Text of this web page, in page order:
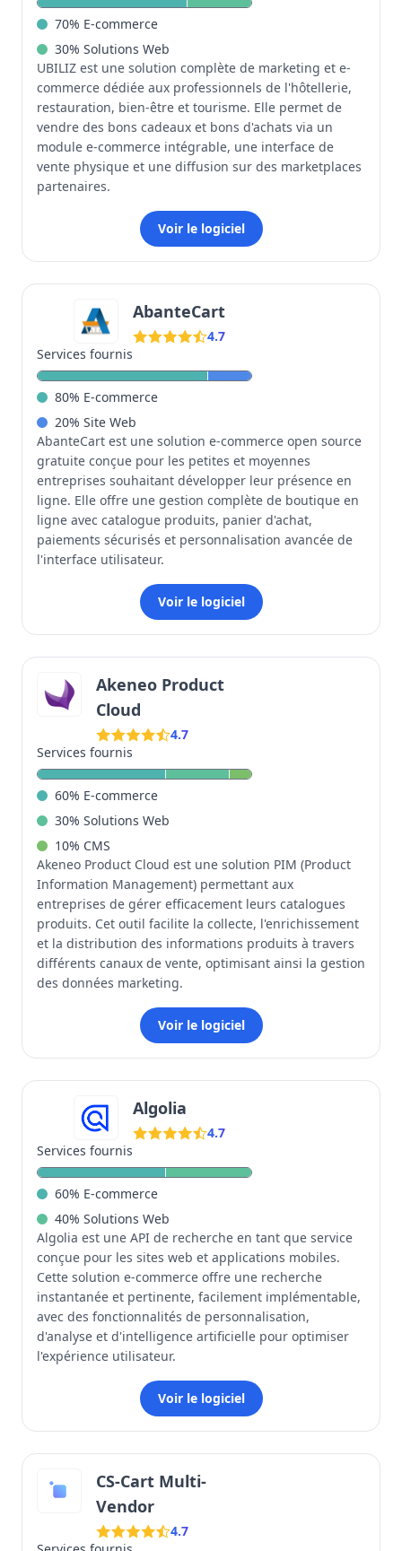
70% E-commerce
30% Solutions Web
UBILIZ est une solution complète de marketing et e-
commerce dédiée aux professionnels de l'hôtellerie,
restauration, bien-être et tourisme. Elle permet de
vendre des bons cadeaux et bons d'achats via un
module e-commerce intégrable, une interface de
vente physique et une diffusion sur des marketplaces
partenaires.
Voir le logiciel
AbanteCart
4.7
Services fournis
80% E-commerce
20% Site Web
AbanteCart est une solution e-commerce open source
gratuite conçue pour les petites et moyennes
entreprises souhaitant développer leur présence en
ligne. Elle offre une gestion complète de boutique en
ligne avec catalogue produits, panier d'achat,
paiements sécurisés et personnalisation avancée de
l'interface utilisateur.
Voir le logiciel
Akeneo Product
Cloud
4.7
Services fournis
60% E-commerce
30% Solutions Web
10% CMS
Akeneo Product Cloud est une solution PIM (Product
Information Management) permettant aux
entreprises de gérer efficacement leurs catalogues
produits. Cet outil facilite la collecte, l'enrichissement
et la distribution des informations produits à travers
différents canaux de vente, optimisant ainsi la gestion
des données marketing.
Voir le logiciel
Algolia
4.7
Services fournis
60% E-commerce
40% Solutions Web
Algolia est une API de recherche en tant que service
conçue pour les sites web et applications mobiles.
Cette solution e-commerce offre une recherche
instantanée et pertinente, facilement implémentable,
avec des fonctionnalités de personnalisation,
d'analyse et d'intelligence artificielle pour optimiser
l'expérience utilisateur.
Voir le logiciel
CS-Cart Multi-
Vendor
4.7